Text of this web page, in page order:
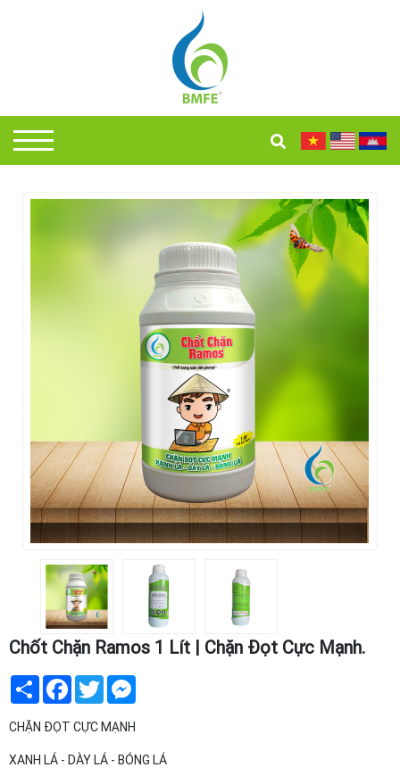
Chốt Chặn Ramos 1 Lít | Chặn Đọt Cực Mạnh.
Share Facebook
Twitter
CHẶN ĐỌT CỰC MẠNH
XANH LÁ - DÀY LÁ - BÓNG LÁ